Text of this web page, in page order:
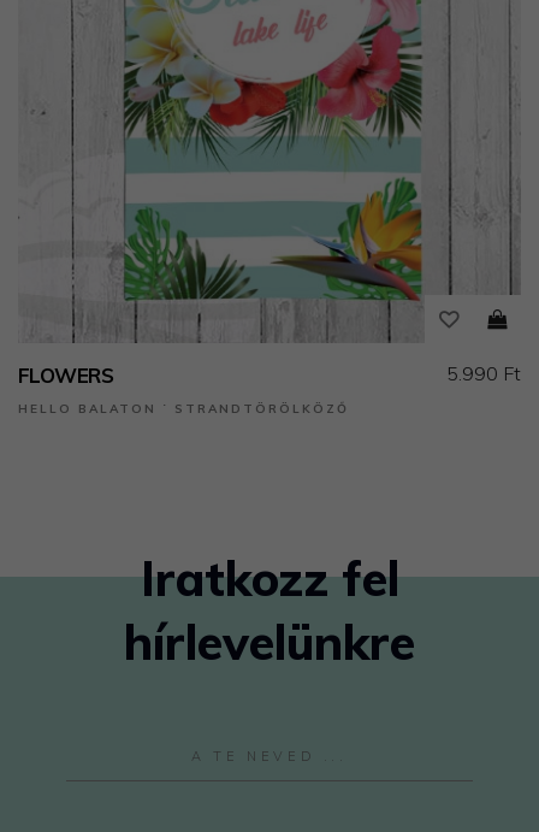
FLOWERS
HELLO BALATON ˙ STRANDTÖRÖLKÖZŐ
5.990 Ft
Iratkozz fel
hírlevelünkre